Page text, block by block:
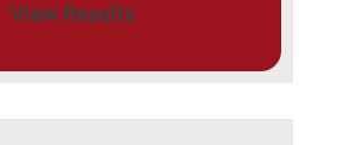
View Results